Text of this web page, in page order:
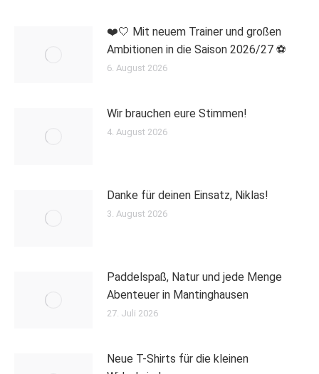
❤️🤍 Mit neuem Trainer und großen
Ambitionen in die Saison 2026/27 ⚽
6. August 2026
Wir brauchen eure Stimmen!
4. August 2026
Danke für deinen Einsatz, Niklas!
3. August 2026
Paddelspaß, Natur und jede Menge
Abenteuer in Mantinghausen
27. Juli 2026
Neue T-Shirts für die kleinen